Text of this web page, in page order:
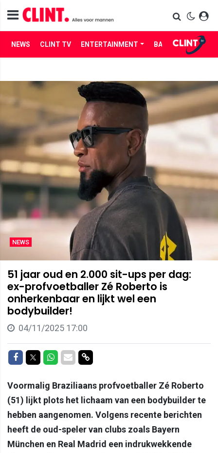
NEWS CLINT TV ENTERTAINMENT BABES LIFE
NEWS
51 jaar oud en 2.000 sit-ups per dag:
ex-profvoetballer Zé Roberto is
onherkenbaar en lijkt wel een
bodybuilder!
04/11/2025 17:00
Delen op Facebook
Delen op Twitter
Delen op Whatsapp
Delen via Mail
Delen via link
Voormalig Braziliaans profvoetballer Zé Roberto
(51) lijkt plots het lichaam van een bodybuilder te
hebben aangenomen. Volgens recente berichten
heeft de oud-speler van clubs zoals Bayern
München en Real Madrid een indrukwekkende